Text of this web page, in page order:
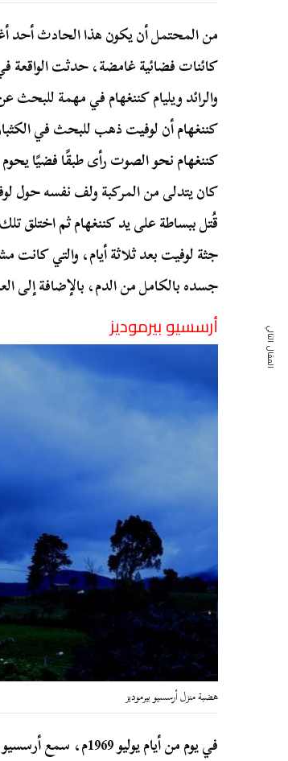
من المحتمل أن يكون هذا الحادث أحد
والرائد ويليام كننغهام في مهمة
كننغهام أن لوفيت ذهب للبحث في
كننغهام نحو الصوت رأى طبقًا فضيًا
كان يتدلى من المركبة ولف نفسه حول
قُتل ببساطة على يد كننغهام ثم اختلق
جثة لوفيت بعد ثلاثة أيام، والتي كانت
جسده بالكامل من الدم، بالإضافة إلى
أرسسيو بيرموديز
هضبة منزل أرسسيو بيرموديز
المقال التالي